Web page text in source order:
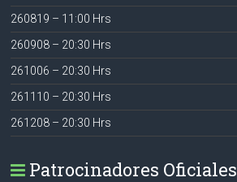
260819 – 11:00 Hrs
260908 – 20:30 Hrs
261006 – 20:30 Hrs
261110 – 20:30 Hrs
261208 – 20:30 Hrs
Patrocinadores Oficiales